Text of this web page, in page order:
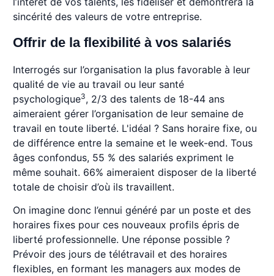
sincérité des valeurs de votre entreprise.
Offrir de la flexibilité à vos salariés
Interrogés sur l’organisation la plus favorable à leur
qualité de vie au travail ou leur santé
psychologique3, 2/3 des talents de 18-44 ans
aimeraient gérer l’organisation de leur semaine de
travail en toute liberté. L'idéal ? Sans horaire fixe, ou
de différence entre la semaine et le week-end. Tous
âges confondus, 55 % des salariés expriment le
même souhait. 66% aimeraient disposer de la liberté
totale de choisir d’où ils travaillent.
On imagine donc l’ennui généré par un poste et des
horaires fixes pour ces nouveaux profils épris de
liberté professionnelle. Une réponse possible ?
Prévoir des jours de télétravail et des horaires
flexibles, en formant les managers aux modes de